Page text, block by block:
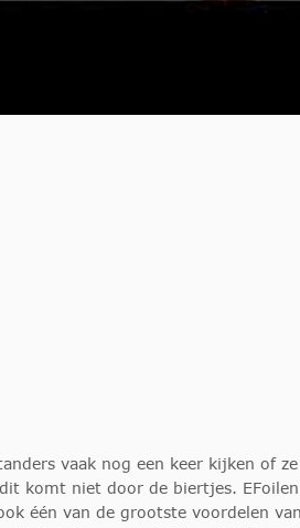
vaak nog een keer kijken of
komt niet door de biertjes.
één van de grootste voordelen